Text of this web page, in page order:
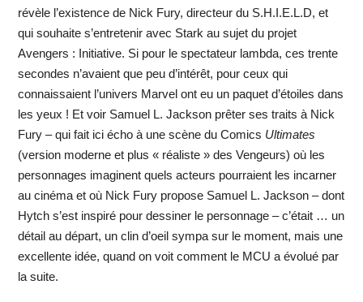
révèle l’existence de Nick Fury, directeur du S.H.I.E.L.D, et
qui souhaite s’entretenir avec Stark au sujet du projet
Avengers : Initiative. Si pour le spectateur lambda, ces trente
secondes n’avaient que peu d’intérêt, pour ceux qui
connaissaient l’univers Marvel ont eu un paquet d’étoiles dans
les yeux ! Et voir Samuel L. Jackson prêter ses traits à Nick
Fury – qui fait ici écho à une scène du Comics Ultimates
(version moderne et plus « réaliste » des Vengeurs) où les
personnages imaginent quels acteurs pourraient les incarner
au cinéma et où Nick Fury propose Samuel L. Jackson – dont
Hytch s’est inspiré pour dessiner le personnage – c’était … un
détail au départ, un clin d’oeil sympa sur le moment, mais une
excellente idée, quand on voit comment le MCU a évolué par
la suite.